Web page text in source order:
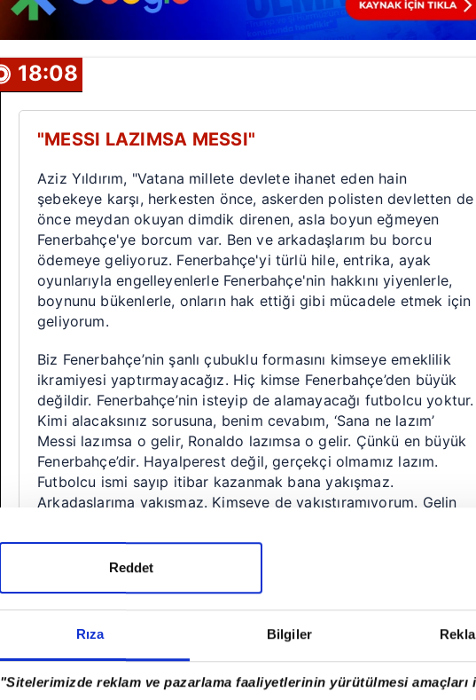
Rıza Bilgiler
"Sitelerimizde reklam ve pazarlama faaliyetlerinin yürütülmesi amaçları
Reddet
18:08
"MESSI LAZIMSA MESSI"
Aziz Yıldırım, "Vatana millete devlete ihanet eden hain
şebekeye karşı, herkesten önce, askerden polisten devletten de
önce meydan okuyan dimdik direnen, asla boyun eğmeyen
Fenerbahçe'ye borcum var. Ben ve arkadaşlarım bu borcu
ödemeye geliyoruz. Fenerbahçe'yi türlü hile, entrika, ayak
oyunlarıyla engelleyenlerle Fenerbahçe'nin hakkını yiyenlerle,
boynunu bükenlerle, onların hak ettiği gibi mücadele etmek için
geliyorum.
Biz Fenerbahçe’nin şanlı çubuklu formasını kimseye emeklilik
ikramiyesi yaptırmayacağız. Hiç kimse Fenerbahçe’den büyük
değildir. Fenerbahçe’nin isteyip de alamayacağı futbolcu yoktur.
Kimi alacaksınız sorusuna, benim cevabım, ‘Sana ne lazım’
Messi lazımsa o gelir, Ronaldo lazımsa o gelir. Çünkü en büyük
Fenerbahçe’dir. Hayalperest değil, gerçekçi olmamız lazım.
Futbolcu ismi sayıp itibar kazanmak bana yakışmaz.
Arkadaşlarıma yakışmaz. Kimseye de yakıştıramıyorum. Gelin
Gelin Fenerbahçe’yi Avrupa’nın ve dünyanın en büyük kulüpleri
son sözümüz Fenerbahçe’dir. Bu sevda bitmez gönüllerimizde.
Fenerbahçe Spor Kulübü’nün en büyük derdi şu anda
ayrışmadır. Ayrışmayın. Birlik olun, beraberlik olun. Hakan bey